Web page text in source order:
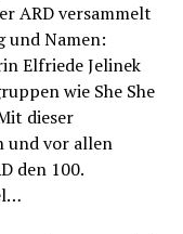
ARD versammelt
und Namen:
Elfriede Jelinek
wie She She
dieser
und vor allen
den 100.